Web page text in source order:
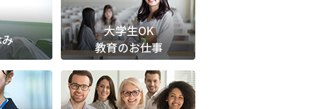
Uターン応援
験を活かせる